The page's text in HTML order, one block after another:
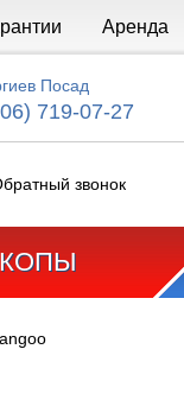
Аренда
Посад
719-07-27
звонок